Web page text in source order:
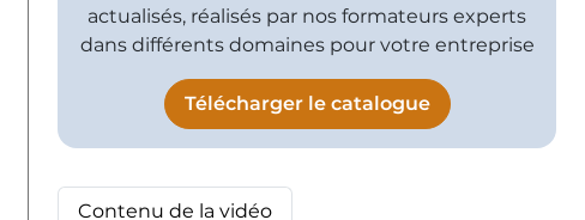
actualisés, réalisés par nos formateurs experts
dans différents domaines pour votre entreprise
Télécharger le catalogue
Contenu de la vidéo